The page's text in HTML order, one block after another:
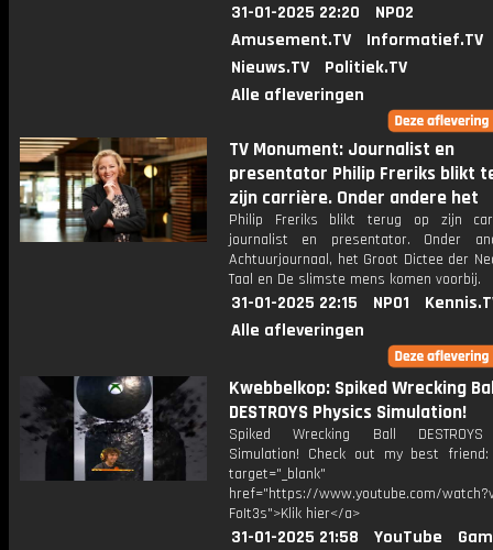
31-01-2025 22:20
NPO2
Amusement.TV
Informatief.TV
Nieuws.TV
Politiek.TV
Alle afleveringen
TV Monument: Journalist en
presentator Philip Freriks blikt
zijn carrière. Onder andere het
Philip Freriks blikt terug op zijn
journalist en presentator. Onder
Achtuurjournaal, het Groot Dictee der
Taal en De slimste mens komen voorbij.
31-01-2025 22:15 NPO1
Alle afleveringen
Kwebbelkop: Spiked Wrecking
DESTROYS Physics Simulation!
Spiked Wrecking Ball
Simulation! Check out my best
target="_blank"
href="https://www.youtube.com/
FoIt3s">Klik hier</a>
31-01-2025 21:58 YouTube